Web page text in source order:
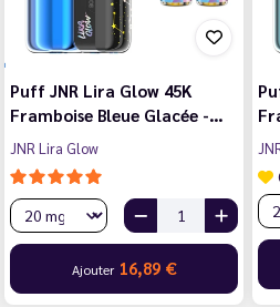
Puff JNR Lira Glow 45K
Framboise Bleue Glacée -…
JNR Lira Glow
Ajouter 16,89 €